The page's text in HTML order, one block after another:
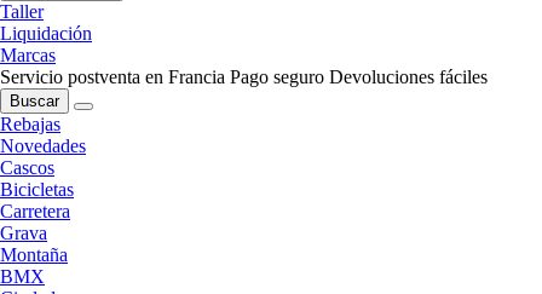
Taller
Liquidación
Marcas
Servicio postventa en Francia Pago seguro Devoluciones fáciles
Buscar
Rebajas
Novedades
Cascos
Bicicletas
Carretera
Grava
Montaña
BMX